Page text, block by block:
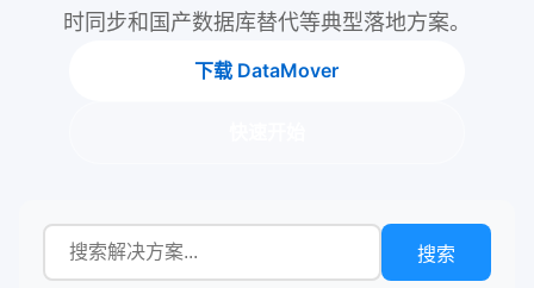
时同步和国产数据库替代等典型落地方案。
下载 DataMover
搜索